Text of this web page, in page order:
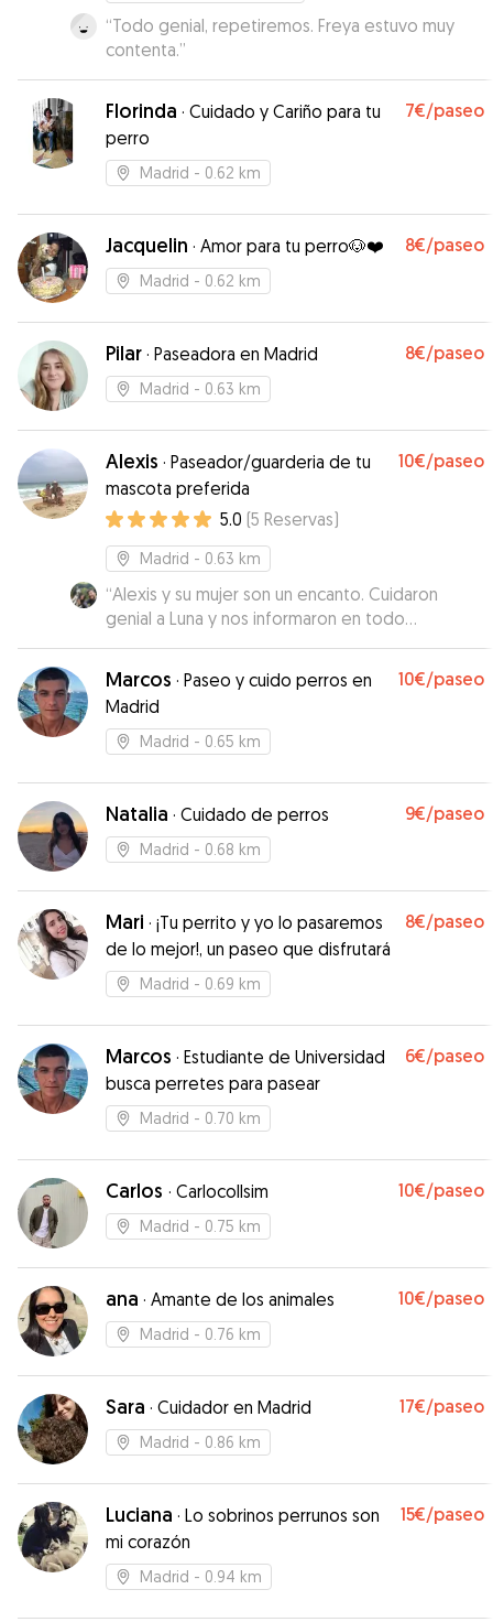
“Todo genial, repetiremos. Freya estuvo muy
contenta.”
Florinda · Cuidado y Cariño para tu
perro
7€/paseo
Madrid - 0.62 km
Jacquelin · Amor para tu perro🐶❤️ 8€/paseo
Madrid - 0.62 km
Pilar · Paseadora en Madrid 8€/paseo
Madrid - 0.63 km
Alexis · Paseador/guarderia de tu
mascota preferida
10€/paseo
5.0 (5 Reservas)
Madrid - 0.63 km
“Alexis y su mujer son un encanto. Cuidaron
genial a Luna y nos informaron en todo
momento! Encantados con ellos!!”
Marcos · Paseo y cuido perros en
Madrid
10€/paseo
Madrid - 0.65 km
Natalia · Cuidado de perros 9€/paseo
Madrid - 0.68 km
Mari · ¡Tu perrito y yo lo pasaremos
de lo mejor!, un paseo que disfrutará
8€/paseo
Madrid - 0.69 km
Marcos · Estudiante de Universidad
busca perretes para pasear
6€/paseo
Madrid - 0.70 km
Carlos · Carlocollsim 10€/paseo
Madrid - 0.75 km
ana · Amante de los animales 10€/paseo
Madrid - 0.76 km
Sara · Cuidador en Madrid 17€/paseo
Madrid - 0.86 km
Luciana · Lo sobrinos perrunos son
mi corazón
15€/paseo
Madrid - 0.94 km